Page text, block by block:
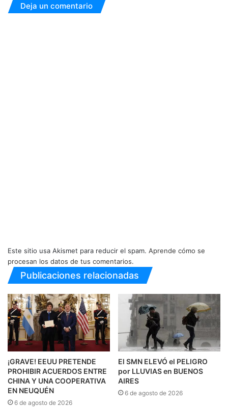
Deja un comentario
Este sitio usa Akismet para reducir el spam. Aprende cómo se
procesan los datos de tus comentarios.
Publicaciones relacionadas
¡GRAVE! EEUU PRETENDE
PROHIBIR ACUERDOS ENTRE
CHINA Y UNA COOPERATIVA
EN NEUQUÉN
6 de agosto de 2026
El SMN ELEVÓ el PELIGRO
por LLUVIAS en BUENOS
AIRES
6 de agosto de 2026